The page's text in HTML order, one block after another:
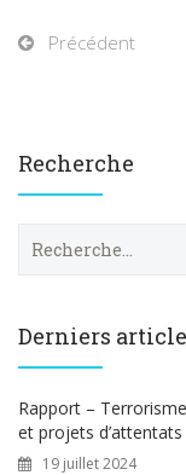
Précédent
Recherche
e
h
e
r
Derniers
Rapport –
et projets
19 juillet 2024